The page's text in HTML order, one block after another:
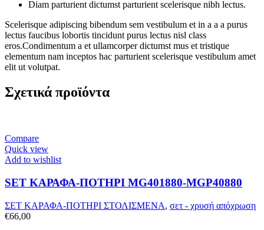
Diam parturient dictumst parturient scelerisque nibh lectus.
Scelerisque adipiscing bibendum sem vestibulum et in a a a purus
lectus faucibus lobortis tincidunt purus lectus nisl class
eros.Condimentum a et ullamcorper dictumst mus et tristique
elementum nam inceptos hac parturient scelerisque vestibulum amet
elit ut volutpat.
Σχετικά προϊόντα
Compare
Quick view
Add to wishlist
SET ΚΑΡΑΦΑ-ΠΟΤΗΡΙ MG401880-MGP40880
ΣΕΤ ΚΑΡΑΦΑ-ΠΟΤΗΡΙ ΣΤΟΛΙΣΜΕΝΑ, σετ - χρυσή απόχρωση
€66,00